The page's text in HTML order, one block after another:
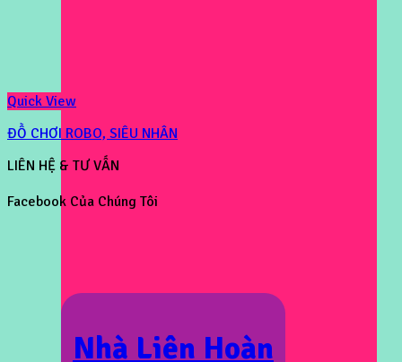
Nhà Liên Hoàn
Quick View
ĐỒ CHƠI ROBO, SIÊU NHÂN
LIÊN HỆ & TƯ VẤN
Facebook Của Chúng Tôi